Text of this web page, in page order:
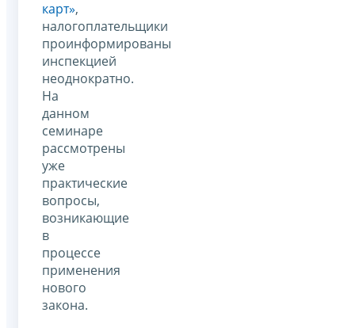
карт»,
налогоплательщики
проинформированы
инспекцией
неоднократно.
На
данном
семинаре
рассмотрены
уже
практические
вопросы,
возникающие
в
процессе
применения
нового
закона.